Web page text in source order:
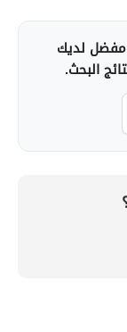
لديك
البحث.